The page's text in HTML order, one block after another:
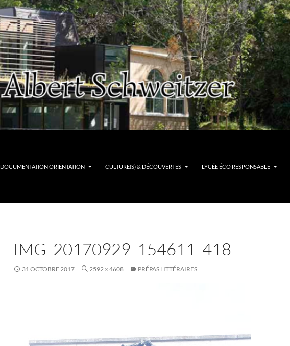
DOCUMENTATION ORIENTATION CULTURE(S) & DÉCOUVERTES LYCÉE ÉCO RESPONSABLE
IMG_20170929_154611_418
31 OCTOBRE 2017 2592 × 4608 PRÉPAS LITTÉRAIRES